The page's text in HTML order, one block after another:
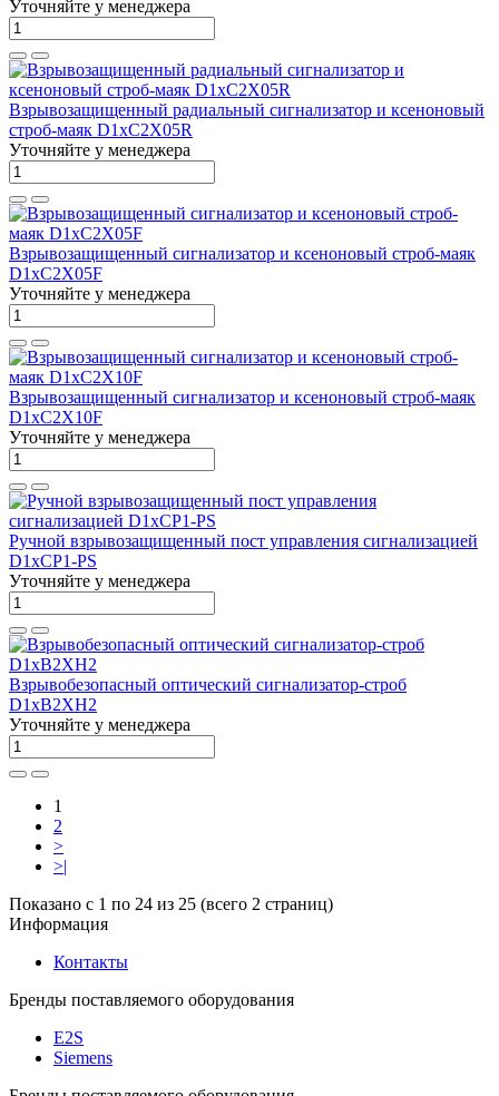
Уточняйте у менеджера
Взрывозащищенный радиальный сигнализатор и ксеноновый
строб-маяк D1xC2X05R
Уточняйте у менеджера
Взрывозащищенный сигнализатор и ксеноновый строб-маяк
D1xC2X05F
Уточняйте у менеджера
Взрывозащищенный сигнализатор и ксеноновый строб-маяк
D1xC2X10F
Уточняйте у менеджера
Ручной взрывозащищенный пост управления сигнализацией
D1xCP1-PS
Уточняйте у менеджера
Взрывобезопасный оптический сигнализатор-строб
D1xB2XH2
Уточняйте у менеджера
1
2
>
>|
Показано с 1 по 24 из 25 (всего 2 страниц)
Информация
Контакты
Бренды поставляемого оборудования
E2S
Siemens